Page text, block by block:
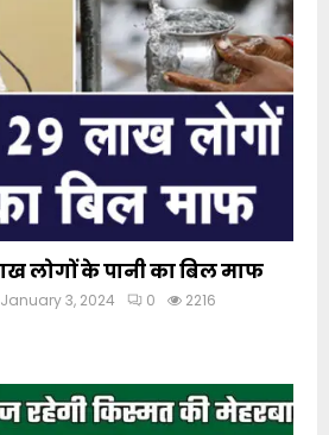
लोगों के पानी का बिल माफ
January 3, 2024 0 2216